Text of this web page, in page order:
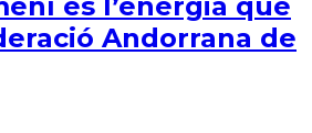
Andorrana de